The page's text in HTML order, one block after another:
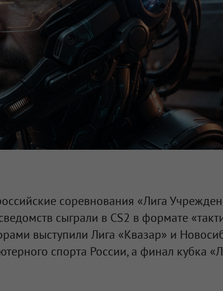
соревнования «Лига
сыграли в CS2 в формате
выступили Лига «Квазар» и
спорта России, а финал кубка